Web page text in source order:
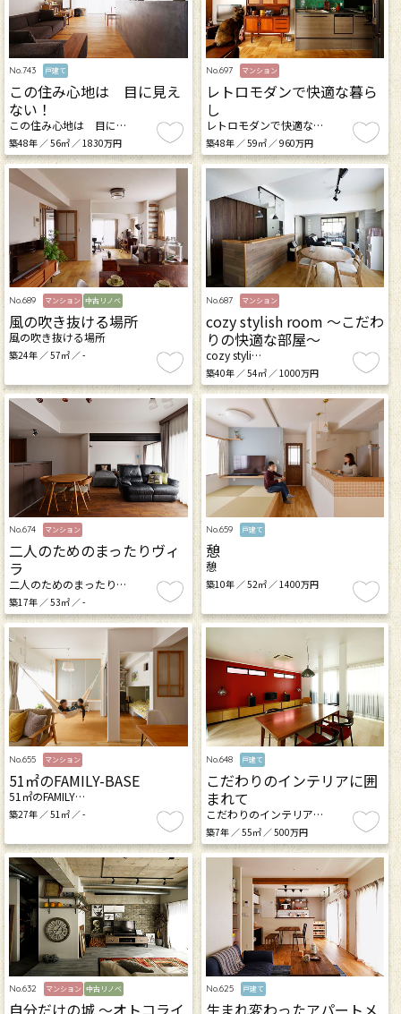
No.743 戸建て
この住み心地は 目に見え
ない！
この住み心地は 目に…
築48年 ／ 56㎡ ／ 1830万円
No.697 マンション
レトロモダンで快適な暮ら
し
レトロモダンで快適な…
築48年 ／ 59㎡ ／ 960万円
No.689 マンション 中古リノベ
風の吹き抜ける場所
風の吹き抜ける場所
築24年 ／ 57㎡ ／ -
No.687 マンション
cozy stylish room ～こだわ
りの快適な部屋～
cozy styli…
築40年 ／ 54㎡ ／ 1000万円
No.674 マンション
二人のためのまったりヴィ
ラ
二人のためのまったり…
築17年 ／ 53㎡ ／ -
No.659 戸建て
憩
憩
築10年 ／ 52㎡ ／ 1400万円
No.655 マンション
51㎡のFAMILY-BASE
51㎡のFAMILY…
築27年 ／ 51㎡ ／ -
No.648 戸建て
こだわりのインテリアに囲
まれて
こだわりのインテリア…
築7年 ／ 55㎡ ／ 500万円
No.632 マンション 中古リノベ
自分だけの城 ～オトコライ
No.625 戸建て
生まれ変わったアパートメ